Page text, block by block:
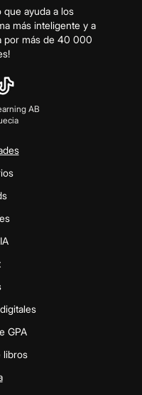
que ayuda a los
más inteligente y a
por más de 40 000
AB
GPA
libros